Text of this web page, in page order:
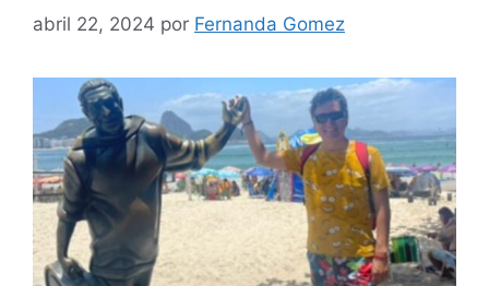
abril 22, 2024 por Fernanda Gomez